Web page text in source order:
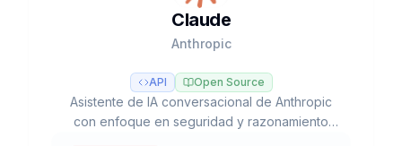
Claude
Anthropic
API Open Source
Asistente de IA conversacional de Anthropic
con enfoque en seguridad y razonamiento